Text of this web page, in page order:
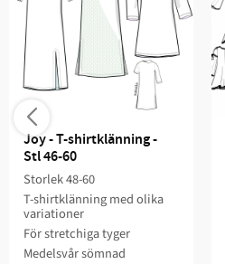
Joy - T-shirtklänning -
Stl 46-60
Storlek 48-60​
T-shirtklänning med olika
variationer
För stretchiga ​tyger
Medelsvår sömnad​